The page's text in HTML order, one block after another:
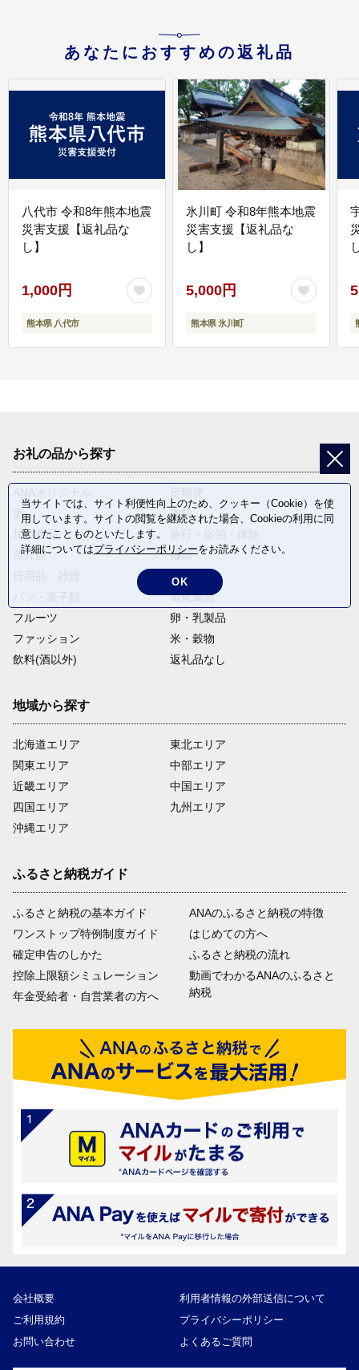
あなたにおすすめの返礼品
八代市 令和8年熊本地震
災害支援【返礼品な
し】
1,000円
熊本県 八代市
氷川町 令和8年熊本地震
災害支援【返礼品な
し】
5,000円
熊本県 氷川町
お礼の品から探す
酒
肉類
加工食品
魚介類
麺類
野菜
電化製品
フルーツ
卵・乳製品
ファッション
米・穀物
飲料(酒以外)
返礼品なし
地域から探す
北海道エリア
関東エリア
近畿エリア
四国エリア
沖縄エリア
東北エリア
中部エリア
中国エリア
九州エリア
ふるさと納税ガイド
ふるさと納税の基本ガイド
ワンストップ特例制度ガイド
確定申告のしかた
控除上限額シミュレーション
年金受給者・自営業者の方へ
ANAのふるさと納税の特徴
はじめての方へ
ふるさと納税の流れ
動画でわかるANAのふるさと
納税
会社概要
利用者情報の外部送信について
ご利用規約
プライバシーポリシー
お問い合わせ
よくあるご質問
当サイトでは、サイト利便性向上のため、クッキー（Cookie）を使
用しています。サイトの閲覧を継続された場合、Cookieの利用に同
意したことものといたします。
詳細についてはプライバシーポリシーをお読みください。
OK